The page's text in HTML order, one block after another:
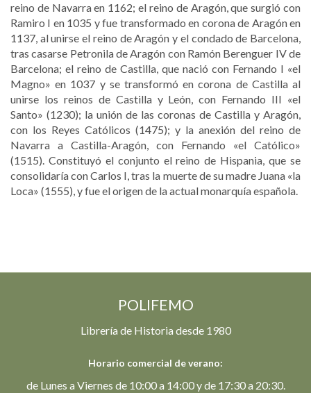
reino de Navarra en 1162; el reino de Aragón, que surgió con
Ramiro I en 1035 y fue transformado en corona de Aragón en
1137, al unirse el reino de Aragón y el condado de Barcelona,
tras casarse Petronila de Aragón con Ramón Berenguer IV de
Barcelona; el reino de Castilla, que nació con Fernando I «el
Magno» en 1037 y se transformó en corona de Castilla al
unirse los reinos de Castilla y León, con Fernando III «el
Santo» (1230); la unión de las coronas de Castilla y Aragón,
con los Reyes Católicos (1475); y la anexión del reino de
Navarra a Castilla-Aragón, con Fernando «el Católico»
(1515). Constituyó el conjunto el reino de Hispania, que se
consolidaría con Carlos I, tras la muerte de su madre Juana «la
Loca» (1555), y fue el origen de la actual monarquía española.
POLIFEMO
Librería de Historia desde 1980
Horario comercial de verano:
de Lunes a Viernes de 10:00 a 14:00 y de 17:30 a 20:30.